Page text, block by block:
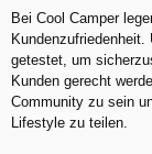
Bei Cool Camper
getestet, um
Kunden gerecht
Community zu sein
Lifestyle zu teilen.